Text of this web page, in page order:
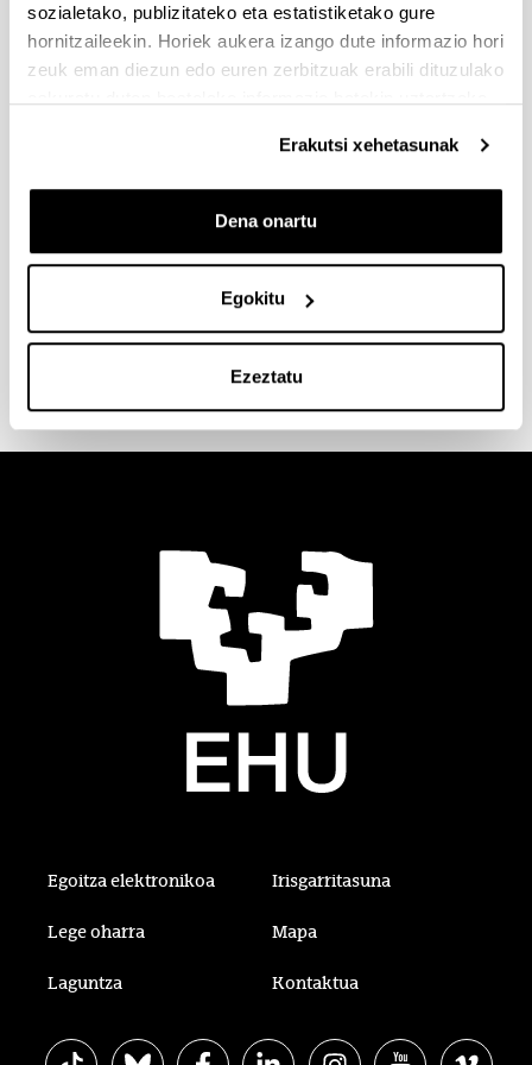
sozialetako, publizitateko eta estatistiketako gure
hornitzaileekin. Horiek aukera izango dute informazio hori
zeuk eman diezun edo euren zerbitzuak erabili dituzulako
Erakutsi xehetasunak
Dena onartu
Egokitu
Ezeztatu
Arte Ederra Fakultatean
penter@penter.com
Penter web gunea
Egoitza elektronikoa Irisgarritasuna
Lege oharra Mapa
Laguntza Kontaktua